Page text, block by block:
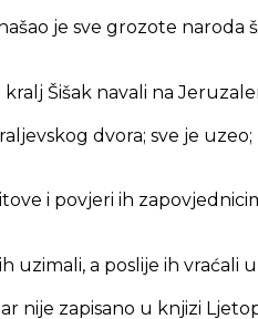
je sve grozote naroda
Šišak navali na
dvora; sve je
i povjeri ih
uzimali, a poslije ih vraćali
nije zapisano u knjizi